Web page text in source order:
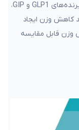
تیرزپاتید (Tirzepatide) با اثر همزمان روی گیرنده‌های GLP1 و GIP،
بیش از ۲۵۰۰ نفر تا ۲۲.۵ درصد کاهش وزن ایجاد
وزن قابل مقایسه